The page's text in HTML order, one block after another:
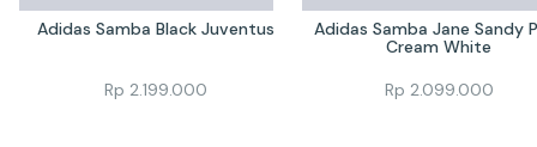
Adidas Samba Black Juventus
Rp 2.199.000
Adidas Samba Jane Sandy
Cream White
Rp 2.099.000